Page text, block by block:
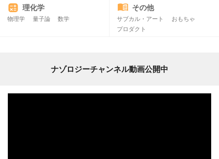
理化学
物理学 量子論 数学
その他
サブカル・アート
おもちゃ
プロダクト
ナゾロジーチャンネル動画公開中